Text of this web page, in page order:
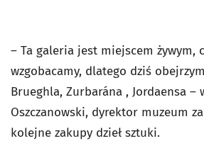
– Ta galeria jest miejscem żywym,
wzgobacamy, dlatego dziś
Brueghla, Zurbarána , Jordaensa –
Oszczanowski, dyrektor muzeum
kolejne zakupy dzieł sztuki.